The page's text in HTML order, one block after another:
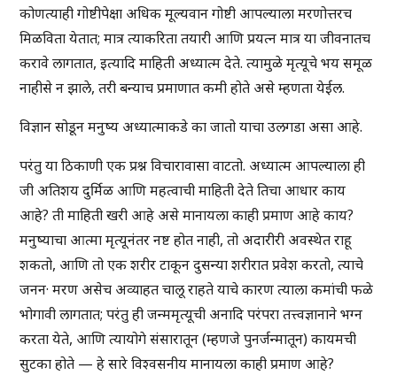
कोणत्याही गोष्टीपेक्षा अधिक मूल्यवान गोष्टी आपल्याला मरणोत्तरच
मिळविता येतात; मात्र त्याकरिता तयारी आणि प्रयत्न मात्र या जीवनातच
करावे लागतात, इत्यादि माहिती अध्यात्म देते. त्यामुळे मृत्यूचे भय समूळ
नाहीसे न झाले, तरी बन्याच प्रमाणात कमी होते असे म्हणता येईल.
विज्ञान सोडून मनुष्य अध्यात्माकडे का जातो याचा उलगडा असा आहे.
परंतु या ठिकाणी एक प्रश्न विचारावासा वाटतो. अध्यात्म आपल्याला ही
जी अतिशय दुर्मिळ आणि महत्वाची माहिती देते तिचा आधार काय
आहे? ती माहिती खरी आहे असे मानायला काही प्रमाण आहे काय?
मनुष्याचा आत्मा मृत्यूनंतर नष्ट होत नाही, तो अदारीरी अवस्थेत राहू
शकतो, आणि तो एक शरीर टाकून दुसन्या शरीरात प्रवेश करतो, त्याचे
जनन· मरण असेच अव्याहत चालू राहते याचे कारण त्याला कमांची फळे
भोगावी लागतात; परंतु ही जन्ममृत्यूची अनादि परंपरा तत्त्वज्ञानाने भग्न
करता येते, आणि त्यायोगे संसारातून (म्हणजे पुनर्जन्मातून) कायमची
सुटका होते — हे सारे विश्वसनीय मानायला काही प्रमाण आहे?